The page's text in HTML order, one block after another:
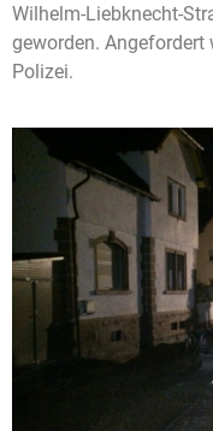
Wilhelm-Liebknecht-
geworden. Angefordert
Polizei.